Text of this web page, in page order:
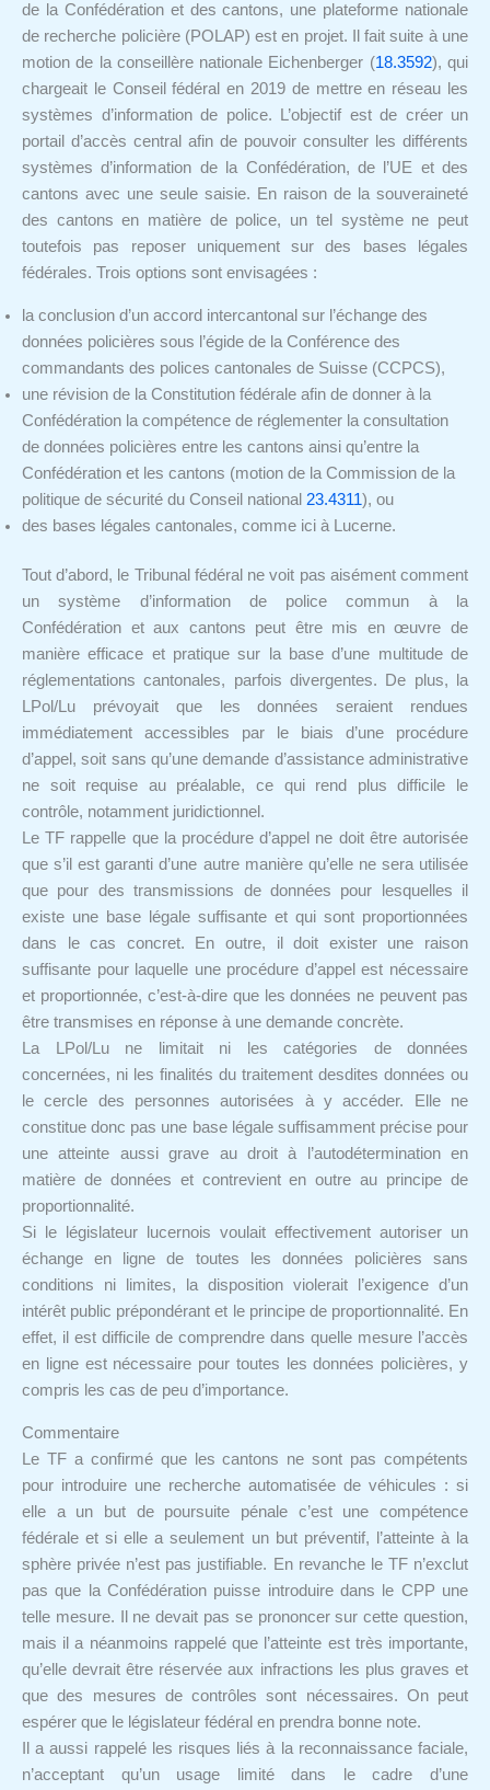
de la Confédération et des cantons, une plateforme nationale
de recherche policière (POLAP) est en projet. Il fait suite à une
motion de la conseillère nationale Eichenberger (18.3592), qui
chargeait le Conseil fédéral en 2019 de mettre en réseau les
systèmes d’information de police. L’objectif est de créer un
portail d’accès central afin de pouvoir consulter les différents
systèmes d’information de la Confédération, de l’UE et des
cantons avec une seule saisie. En raison de la souveraineté
des cantons en matière de police, un tel système ne peut
toutefois pas reposer uniquement sur des bases légales
fédérales. Trois options sont envisagées :
la conclusion d’un accord intercantonal sur l’échange des
données policières sous l’égide de la Conférence des
commandants des polices cantonales de Suisse (CCPCS),
une révision de la Constitution fédérale afin de donner à la
Confédération la compétence de réglementer la consultation
de données policières entre les cantons ainsi qu’entre la
Confédération et les cantons (motion de la Commission de la
politique de sécurité du Conseil national 23.4311), ou
des bases légales cantonales, comme ici à Lucerne.
Tout d’abord, le Tribunal fédéral ne voit pas aisément comment
un système d’information de police commun à la
Confédération et aux cantons peut être mis en œuvre de
manière efficace et pratique sur la base d’une multitude de
réglementations cantonales, parfois divergentes. De plus, la
LPol/Lu prévoyait que les données seraient rendues
immédiatement accessibles par le biais d’une procédure
d’appel, soit sans qu’une demande d’assistance administrative
ne soit requise au préalable, ce qui rend plus difficile le
contrôle, notamment juridictionnel.
Le TF rappelle que la procédure d’appel ne doit être autorisée
que s’il est garanti d’une autre manière qu’elle ne sera utilisée
que pour des transmissions de données pour lesquelles il
existe une base légale suffisante et qui sont proportionnées
dans le cas concret. En outre, il doit exister une raison
suffisante pour laquelle une procédure d’appel est nécessaire
et proportionnée, c’est-à-dire que les données ne peuvent pas
être transmises en réponse à une demande concrète.
La LPol/Lu ne limitait ni les catégories de données
concernées, ni les finalités du traitement desdites données ou
le cercle des personnes autorisées à y accéder. Elle ne
constitue donc pas une base légale suffisamment précise pour
une atteinte aussi grave au droit à l’autodétermination en
matière de données et contrevient en outre au principe de
proportionnalité.
Si le législateur lucernois voulait effectivement autoriser un
échange en ligne de toutes les données policières sans
conditions ni limites, la disposition violerait l’exigence d’un
intérêt public prépondérant et le principe de proportionnalité. En
effet, il est difficile de comprendre dans quelle mesure l’accès
en ligne est nécessaire pour toutes les données policières, y
compris les cas de peu d’importance.
Commentaire
Le TF a confirmé que les cantons ne sont pas compétents
pour introduire une recherche automatisée de véhicules : si
elle a un but de poursuite pénale c’est une compétence
fédérale et si elle a seulement un but préventif, l’atteinte à la
sphère privée n’est pas justifiable. En revanche le TF n’exclut
pas que la Confédération puisse introduire dans le CPP une
telle mesure. Il ne devait pas se prononcer sur cette question,
mais il a néanmoins rappelé que l’atteinte est très importante,
qu’elle devrait être réservée aux infractions les plus graves et
que des mesures de contrôles sont nécessaires. On peut
espérer que le législateur fédéral en prendra bonne note.
Il a aussi rappelé les risques liés à la reconnaissance faciale,
n’acceptant qu’un usage limité dans le cadre d’une